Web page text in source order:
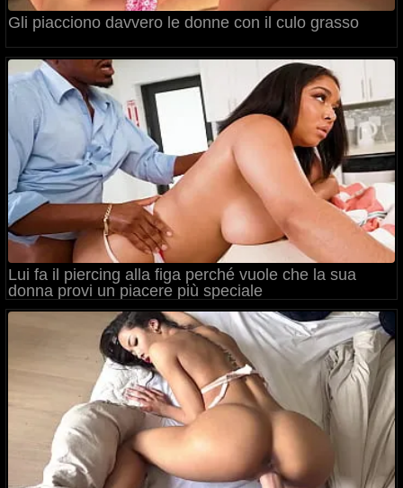
Gli piacciono davvero le donne con il culo grasso
Lui fa il piercing alla figa perché vuole che la sua
donna provi un piacere più speciale